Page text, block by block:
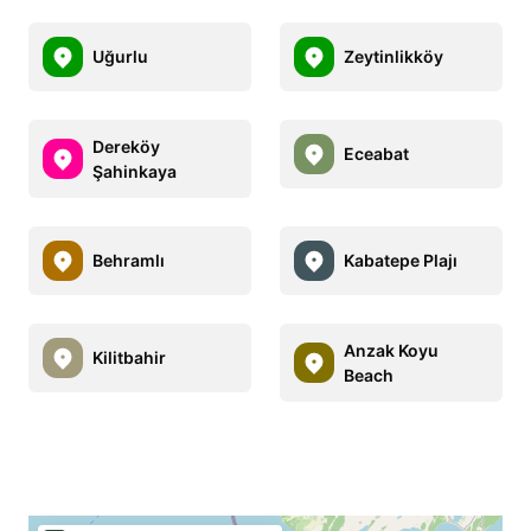
Uğurlu Zeytinlikköy
Dereköy
Şahinkaya
Eceabat
Behramlı Kabatepe Plajı
Kilitbahir
Anzak Koyu
Beach